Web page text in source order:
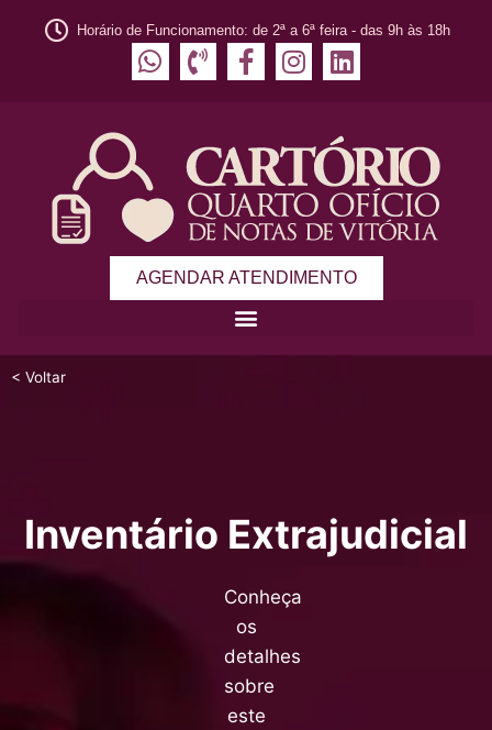
Horário de Funcionamento: de 2ª a 6ª feira - das 9h às 18h
AGENDAR ATENDIMENTO
< Voltar
Inventário Extrajudicial
Conheça
os
detalhes
sobre
este